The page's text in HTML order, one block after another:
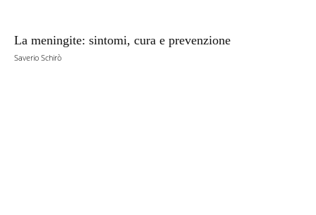
La meningite: sintomi, cura e prevenzione
Saverio Schirò